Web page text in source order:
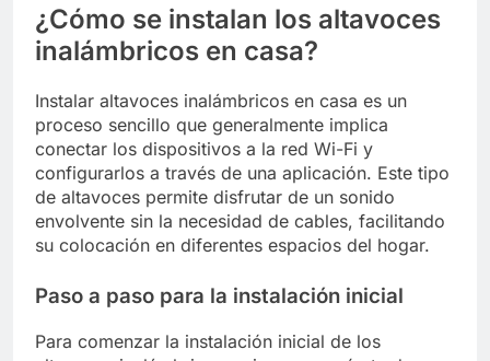
¿Cómo se instalan los altavoces
inalámbricos en casa?
Instalar altavoces inalámbricos en casa es un
proceso sencillo que generalmente implica
conectar los dispositivos a la red Wi-Fi y
configurarlos a través de una aplicación. Este tipo
de altavoces permite disfrutar de un sonido
envolvente sin la necesidad de cables, facilitando
su colocación en diferentes espacios del hogar.
Paso a paso para la instalación inicial
Para comenzar la instalación inicial de los